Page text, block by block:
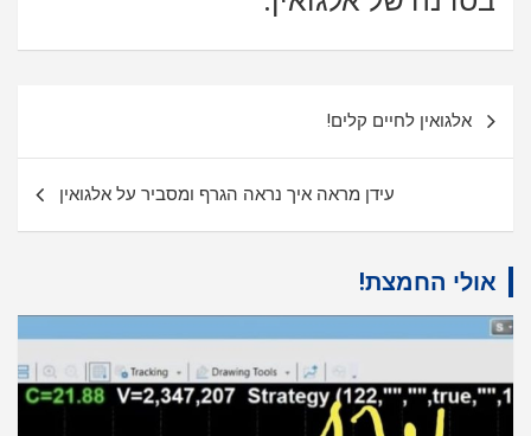
אלגואין לחיים קלים!
עידן מראה איך נראה הגרף ומסביר על אלגואין
אולי החמצת!